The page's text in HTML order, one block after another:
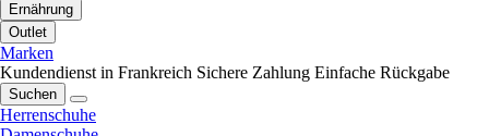
Ernährung
Outlet
Marken
Kundendienst in Frankreich Sichere Zahlung Einfache Rückgabe
Suchen
Herrenschuhe